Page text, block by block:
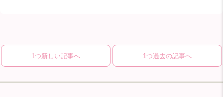
1つ新しい記事へ 1つ過去の記事へ